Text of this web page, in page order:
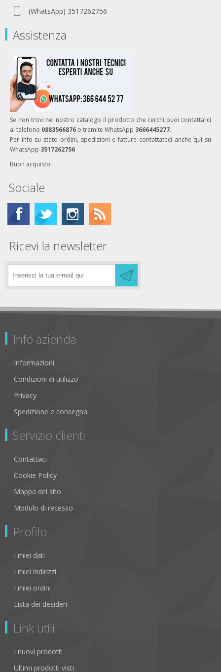
(WhatsApp) 3517262756
Assistenza
Se non trovi nel nostro catalogo il prodotto che cerchi puoi contattarci
al telefono 0883566876 o tramite WhatsApp 3666445277.
Per info su stato ordini, spedizioni e fatture contattateci anche qui su
WhatsApp 3517262756
Buon acquisto!
Sociale
Ricevi la newsletter
Info azienda
Informazioni
Condizioni di utilizzo
Privacy
Spedizione e consegna
Servizio clienti
Contattaci
Cookie Policy
Mappa del sito
Modulo di recesso
Profilo
I miei dati
I miei indirizzi
I miei ordini
Lista dei desideri
Link utili
I nuovi prodotti
Ultimi prodotti visti